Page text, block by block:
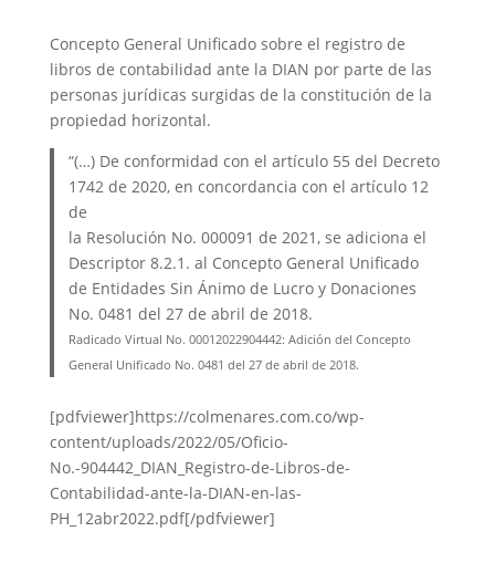
Concepto General Unificado sobre el registro de
libros de contabilidad ante la DIAN por parte de las
personas jurídicas surgidas de la constitución de la
propiedad horizontal.
“(…) De conformidad con el artículo 55 del Decreto
1742 de 2020, en concordancia con el artículo 12
de
la Resolución No. 000091 de 2021, se adiciona el
Descriptor 8.2.1. al Concepto General Unificado
de Entidades Sin Ánimo de Lucro y Donaciones
No. 0481 del 27 de abril de 2018.
Radicado Virtual No. 00012022904442: Adición del Concepto
General Unificado No. 0481 del 27 de abril de 2018.
[pdfviewer]https://colmenares.com.co/wp-
content/uploads/2022/05/Oficio-
No.-904442_DIAN_Registro-de-Libros-de-
Contabilidad-ante-la-DIAN-en-las-
PH_12abr2022.pdf[/pdfviewer]